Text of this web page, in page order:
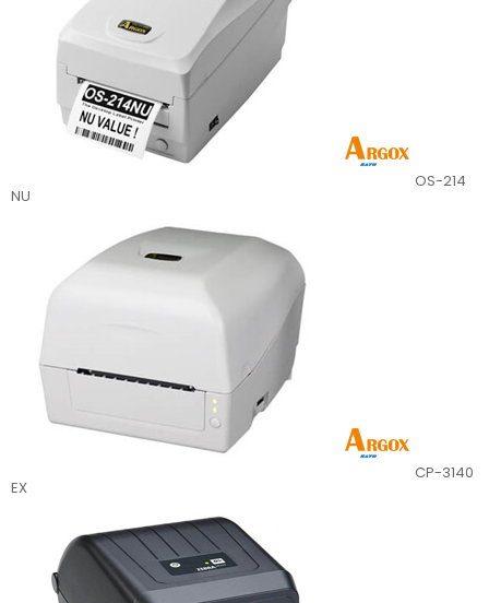
OS-214
NU
CP-3140
EX